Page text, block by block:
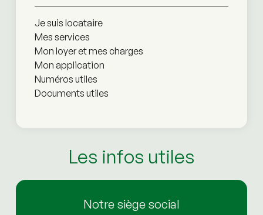
Je suis locataire
Mes services
Mon loyer et mes charges
Mon application
Numéros utiles
Documents utiles
Les infos utiles
Notre siège social